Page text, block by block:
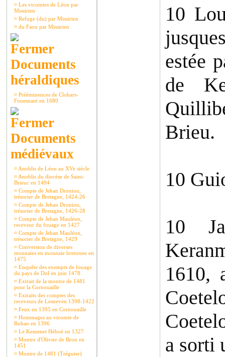
¤ Les vicomtes de Léon par
Missirien
¤ Refuge (du) par Missirien
¤ du Faou par Missirien
Documents
héraldiques
¤ Prééminences de Clohars-
Fouesnant en 1680
Documents
médiévaux
¤ Anoblis de Léon au XVe siècle
¤ Anoblis du diocèse de Saint-
Brieuc en 1494
¤ Compte de Jehan Droniou,
trésorier de Bretagne, 1424-26
¤ Compte de Jehan Droniou,
trésorier de Bretagne, 1426-28
¤ Compte de Jehan Mauléon,
receveur du fouage en 1427
¤ Compte de Jehan Mauléon,
trésorier de Bretagne, 1429
¤ Conversion de diverses
monnaies en monnaie bretonne en
1475
¤ Enquête des exempts de fouage
du pays de Dol en juin 1478.
¤ Extrait de la montre de 1481
pour la Cornouaille
¤ Extraits des comptes des
receveurs de Lesneven 1398-1422
¤ Feux en 1395 en Cornouaille
¤ Hommages au vicomte de
Rohan en 1396
¤ Le Kemenet Héboé en 1327
¤ Montre d'Olivier de Bron en
1451
¤ Montre de 1481 (Tréguier)
10
estée
de
Brieu.
10
10
1610,
a sorti